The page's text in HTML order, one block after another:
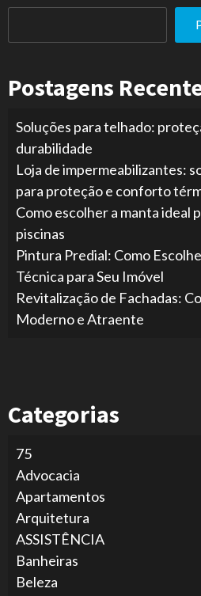
Postagens
Soluções para telhado:
durabilidade
Loja de impermeabilizantes:
para proteção e conforto
Como escolher a manta ideal
piscinas
Pintura Predial: Como
Técnica para Seu Imóvel
Revitalização de Fachadas:
Moderno e Atraente
Categorias
75
Advocacia
Apartamentos
Arquitetura
ASSISTÊNCIA
Banheiras
Beleza